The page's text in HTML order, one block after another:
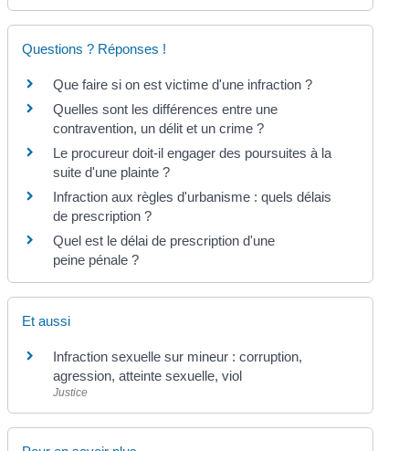
Questions ? Réponses !
Que faire si on est victime d'une infraction ?
Quelles sont les différences entre une
contravention, un délit et un crime ?
Le procureur doit-il engager des poursuites à la
suite d'une plainte ?
Infraction aux règles d'urbanisme : quels délais
de prescription ?
Quel est le délai de prescription d'une
peine pénale ?
Et aussi
Infraction sexuelle sur mineur : corruption,
agression, atteinte sexuelle, viol
Justice